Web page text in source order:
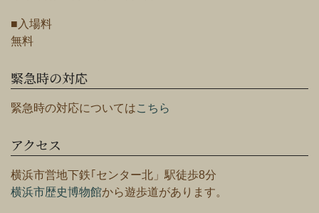
■入場料
無料
緊急時の対応
緊急時の対応についてはこちら
アクセス
横浜市営地下鉄｢センター北」駅徒歩8分
横浜市歴史博物館から遊歩道があります。